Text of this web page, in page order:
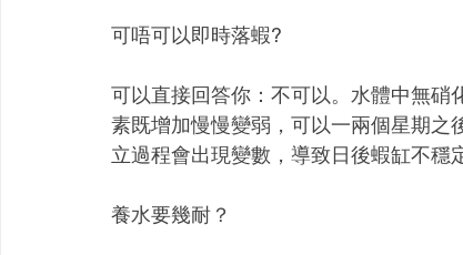
可唔可以即時落蝦?
可以直接回答你：不可以。水體中無硝
素既增加慢慢變弱，可以一兩個星期之
立過程會出現變數，導致日後蝦缸不穩
養水要幾耐？